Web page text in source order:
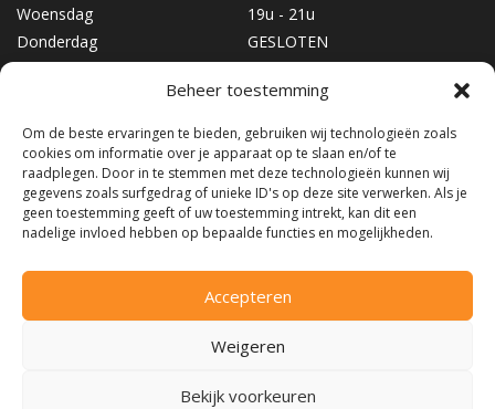
Beheer toestemming
Om de beste ervaringen te bieden, gebruiken wij technologieën zoals
cookies om informatie over je apparaat op te slaan en/of te
raadplegen. Door in te stemmen met deze technologieën kunnen wij
gegevens zoals surfgedrag of unieke ID's op deze site verwerken. Als je
geen toestemming geeft of uw toestemming intrekt, kan dit een
nadelige invloed hebben op bepaalde functies en mogelijkheden.
Accepteren
Weigeren
Bekijk voorkeuren
Woensdag
19u - 21u
Donderdag
GESLOTEN
Vrijdag
19u - 21u
10u - 17u
Zondag
GESLOTEN